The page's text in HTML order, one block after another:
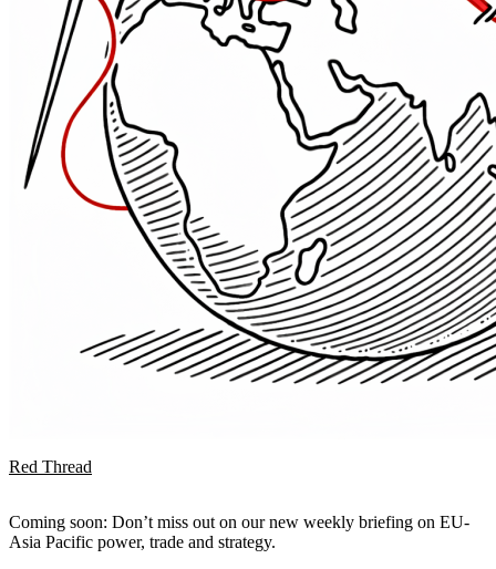
Red Thread
Coming soon: Don’t miss out on our new weekly briefing on EU-
Asia Pacific power, trade and strategy.